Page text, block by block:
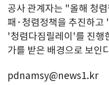
공사 관계자는 "올해 청
패·청렴정책을 추진하고
'청렴다짐릴레이'를 진행
가를 받은 배경으로 보인
pdnamsy@news1.kr